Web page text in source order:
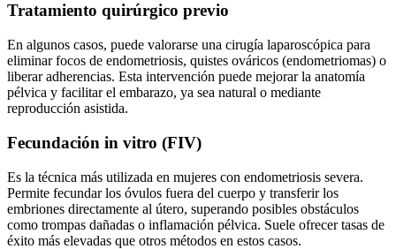
Tratamiento quirúrgico previo
En algunos casos, puede valorarse una cirugía laparoscópica para
eliminar focos de endometriosis, quistes ováricos (endometriomas) o
liberar adherencias. Esta intervención puede mejorar la anatomía
pélvica y facilitar el embarazo, ya sea natural o mediante
reproducción asistida.
Fecundación in vitro (FIV)
Es la técnica más utilizada en mujeres con endometriosis severa.
Permite fecundar los óvulos fuera del cuerpo y transferir los
embriones directamente al útero, superando posibles obstáculos
como trompas dañadas o inflamación pélvica. Suele ofrecer tasas de
éxito más elevadas que otros métodos en estos casos.